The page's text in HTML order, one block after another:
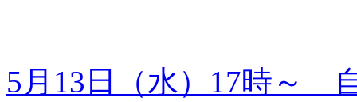
5月13日（水）17時～